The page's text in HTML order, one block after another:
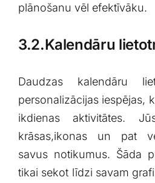
⁢plānošanu vēl efektīvāku.
3.2.Kalendāru
Daudzas⁣ kalendāru
personalizācijas iespējas,
ikdienas aktivitātes.
krāsas,ikonas un pat
savus notikumus. Šāda
tikai sekot līdzi savam‍